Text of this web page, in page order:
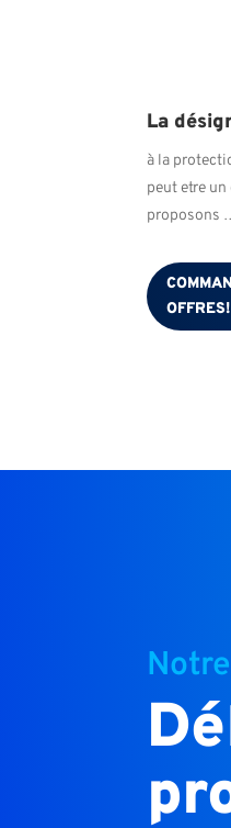
La
à la
peut etre
proposons
OFFRES!